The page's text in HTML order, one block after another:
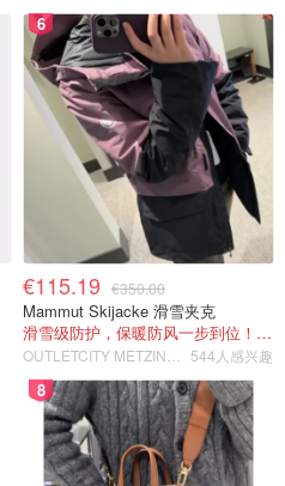
6
€115.19 €350.00
Mammut Skijacke 滑雪夹克
滑雪级防护，保暖防风一步到位！仅剩s！
544人感兴趣
8